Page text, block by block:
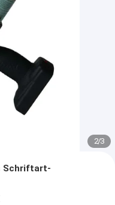
2/3
Schriftart-